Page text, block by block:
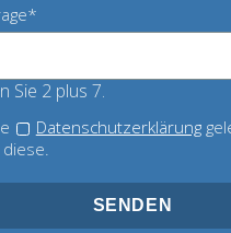
*
Sie 2 plus 7.
Datenschutzerklärung
SENDEN